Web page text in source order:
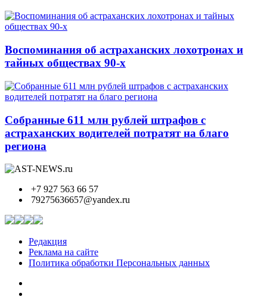
Воспоминания об астраханских лохотронах и
тайных обществах 90-х
Собранные 611 млн рублей штрафов с
астраханских водителей потратят на благо
региона
+7 927 563 66 57
79275636657@yandex.ru
Редакция
Реклама на сайте
Политика обработки Персональных данных